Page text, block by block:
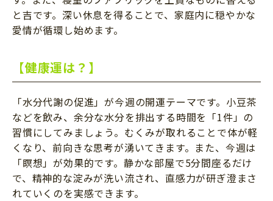
と吉です。深い休息を得ることで、家庭内に穏やかな
愛情が循環し始めます。
【健康運は？】
「水分代謝の促進」が今週の開運テーマです。小豆茶
などを飲み、余分な水分を排出する時間を「1件」の
習慣にしてみましょう。むくみが取れることで体が軽
くなり、前向きな思考が湧いてきます。また、今週は
「瞑想」が効果的です。静かな部屋で5分間座るだけ
で、精神的な淀みが洗い流され、直感力が研ぎ澄まさ
れていくのを実感できます。